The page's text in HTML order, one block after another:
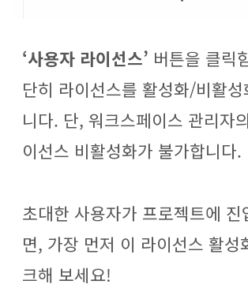
‘사용자 라이선스’ 버튼을 클릭
단히 라이선스를 활성화/비활
니다. 단, 워크스페이스 관리자
이선스 비활성화가 불가합니다.
초대한 사용자가 프로젝트에
면, 가장 먼저 이 라이선스 활성
크해 보세요!